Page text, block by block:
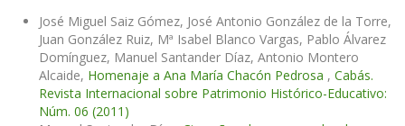
José Miguel Saiz Gómez, José Antonio González de la Torre,
Juan González Ruiz, Mª Isabel Blanco Vargas, Pablo Álvarez
Domínguez, Manuel Santander Díaz, Antonio Montero
Alcaide, Homenaje a Ana María Chacón Pedrosa , Cabás.
Revista Internacional sobre Patrimonio Histórico-Educativo:
Núm. 06 (2011)